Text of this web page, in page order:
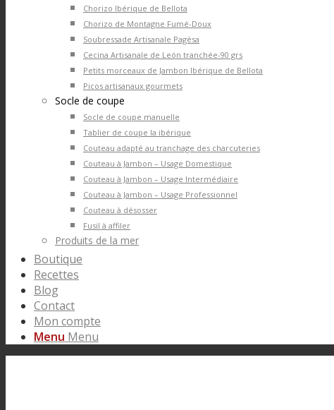
Chorizo Ibérique de Bellota
Chorizo de Montagne Fumé-Doux
Soubressade Artisanale Pagèsa
Cecina Artisanale de León tranchée-90 grs
Petits morceaux de Jambon Ibérique de Bellota
Picos artisanaux gourmets
Socle de coupe
Socle de coupe manuelle
Tablier de coupe la ibérique
Couteau adapté au tranchage des charcuteries
Couteau à Jambon – Usage Domestique
Couteau à Jambon – Usage Intermédiaire
Couteau à Jambon – Usage Professionnel
Couteau à désosser
Fusil à affiler
Produits de la mer
Boutique
Recettes
Blog
Contact
Mon compte
Menu Menu